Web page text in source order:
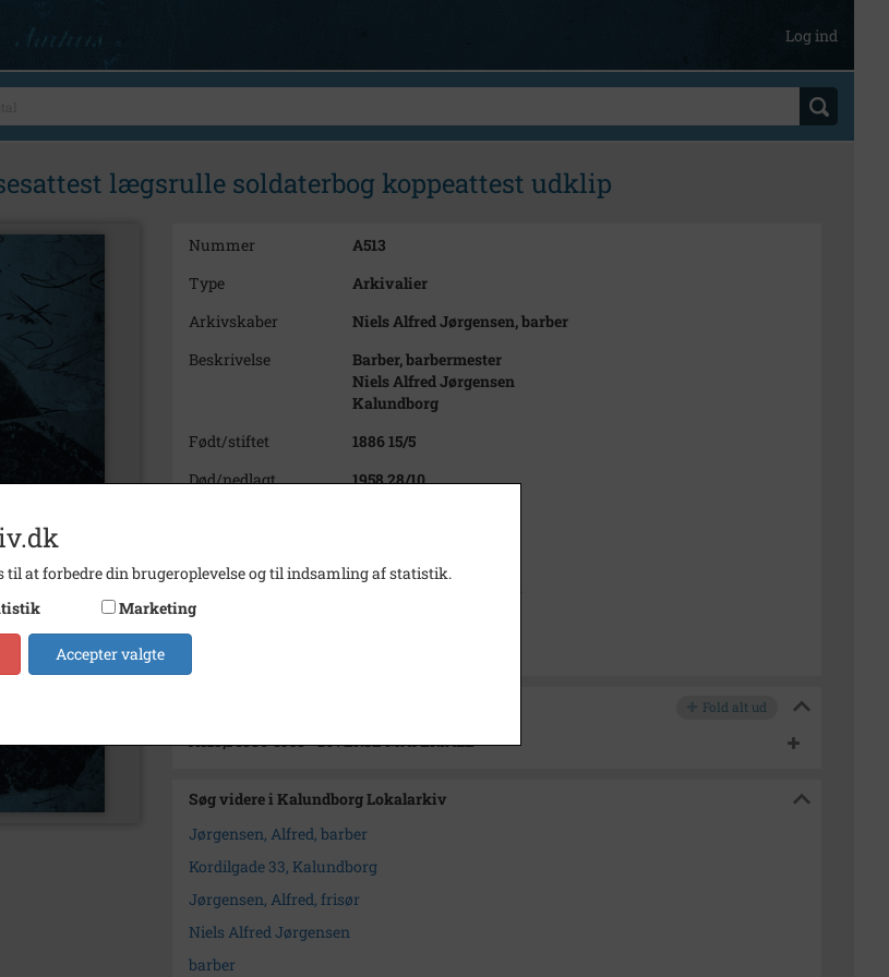
Log ind
lægsrulle soldaterbog koppeattest udklip
Nummer
A513
Type
Arkivalier
Arkivskaber
Niels Alfred Jørgensen, barber
Beskrivelse
Barber, barbermester
Niels Alfred Jørgensen
Kalundborg
Født/stiftet
1886 15/5
Død/nedlagt
1958 28/10
Fold alt ud
A513,11886-1958 - DIVERSE MATERIALE
Søg videre i Kalundborg Lokalarkiv
Jørgensen, Alfred, barber
Kordilgade 33, Kalundborg
Jørgensen, Alfred, frisør
Niels Alfred Jørgensen
barber
til at forbedre din brugeroplevelse og til indsamling af statistik.
Marketing
Accepter valgte